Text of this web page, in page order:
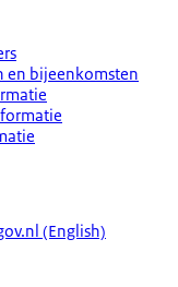
en bijeenkomsten
(English)